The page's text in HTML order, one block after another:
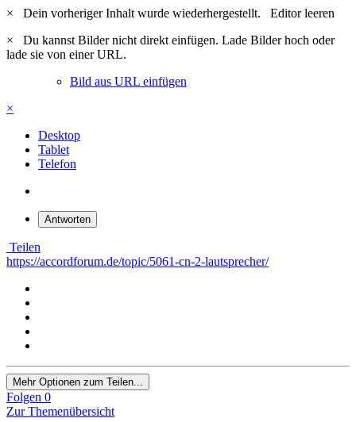
×
Dein vorheriger Inhalt wurde wiederhergestellt. Editor leeren
×
Du kannst Bilder nicht direkt einfügen. Lade Bilder hoch oder
lade sie von einer URL.
Bild aus URL einfügen
×
Desktop
Tablet
Telefon
Antworten
Teilen
https://accordforum.de/topic/5061-cn-2-lautsprecher/
Mehr Optionen zum Teilen...
Folgen 0
Zur Themenübersicht